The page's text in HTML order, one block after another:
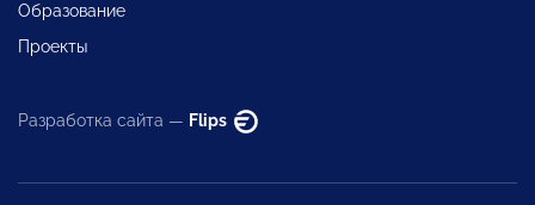
Образование
Проекты
Разработка сайта — Flips